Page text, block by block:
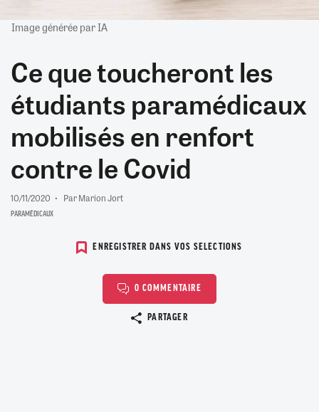
Image générée par IA
Ce que toucheront les
étudiants paramédicaux
mobilisés en renfort
contre le Covid
10/11/2020 Par Marion Jort
PARAMÉDICAUX
ENREGISTRER DANS VOS SELECTIONS
0 COMMENTAIRE
PARTAGER